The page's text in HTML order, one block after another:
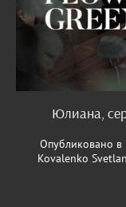
Юлиана,
Опубликовано
Kovalenko